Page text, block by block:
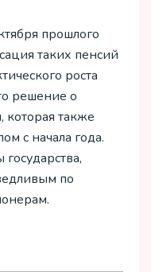
прошлого
таких пенсий
роста
решение о
также
с начала года.
по